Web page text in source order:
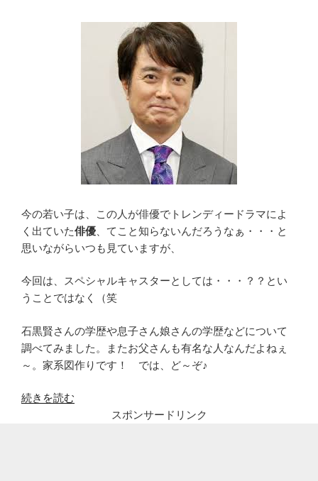
今の若い子は、この人が俳優でトレンディードラマによ
く出ていた俳優 、てこと知らないんだろうなぁ・・・と
思いながらいつも見ていますが、
今回は、スペシャルキャスターとしては・・・？？とい
うことではなく（笑
石黒賢さんの学歴や息子さん娘さんの学歴などについて
調べてみました。またお父さんも有名な人なんだよねぇ
～。家系図作りです！ では、ど～ぞ♪
“と
続きを読む
スポンサードリンク